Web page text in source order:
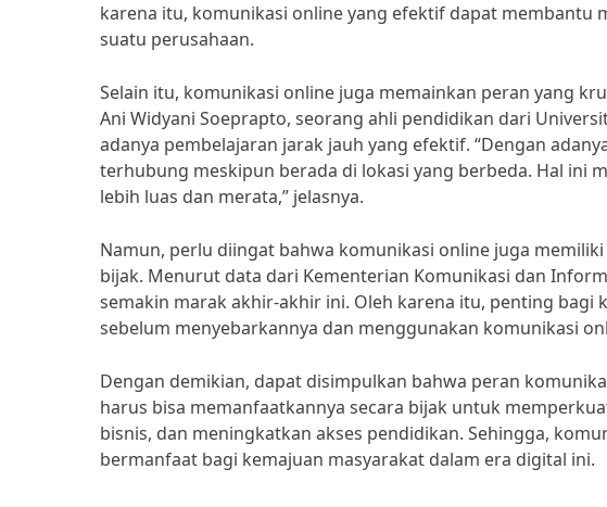
karena itu, komunikasi online yang efektif dapat membantu
suatu perusahaan.
Selain itu, komunikasi online juga memainkan peran yang
Ani Widyani Soeprapto, seorang ahli pendidikan dari
adanya pembelajaran jarak jauh yang efektif. “Dengan
terhubung meskipun berada di lokasi yang berbeda. Hal ini
lebih luas dan merata,” jelasnya.
Namun, perlu diingat bahwa komunikasi online juga
bijak. Menurut data dari Kementerian Komunikasi dan
semakin marak akhir-akhir ini. Oleh karena itu, penting
sebelum menyebarkannya dan menggunakan komunikasi
Dengan demikian, dapat disimpulkan bahwa peran
harus bisa memanfaatkannya secara bijak untuk
bisnis, dan meningkatkan akses pendidikan. Sehingga,
bermanfaat bagi kemajuan masyarakat dalam era digital ini.